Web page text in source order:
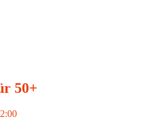
50+